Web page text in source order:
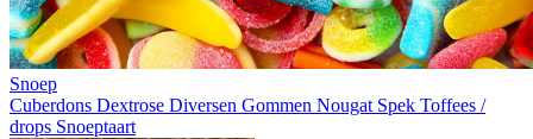
Snoep
Cuberdons Dextrose Diversen Gommen Nougat Spek Toffees /
drops Snoeptaart